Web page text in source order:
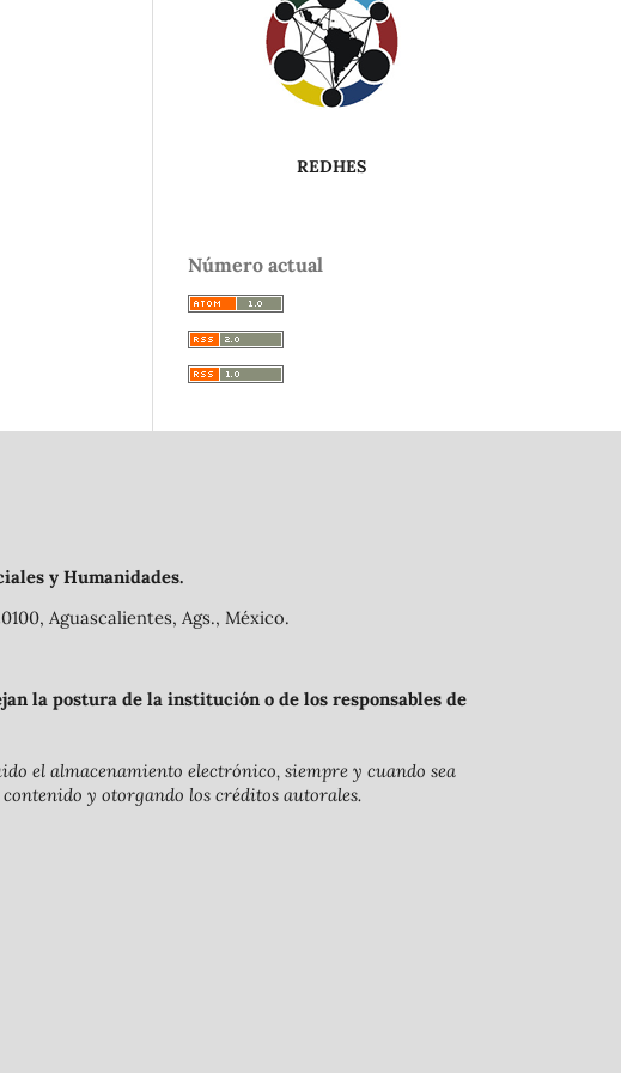
REDHES
Número actual
y Humanidades.
Aguascalientes, Ags., México.
la postura de la institución o de los responsables de
el almacenamiento electrónico, siempre y cuando sea
y otorgando los créditos autorales.